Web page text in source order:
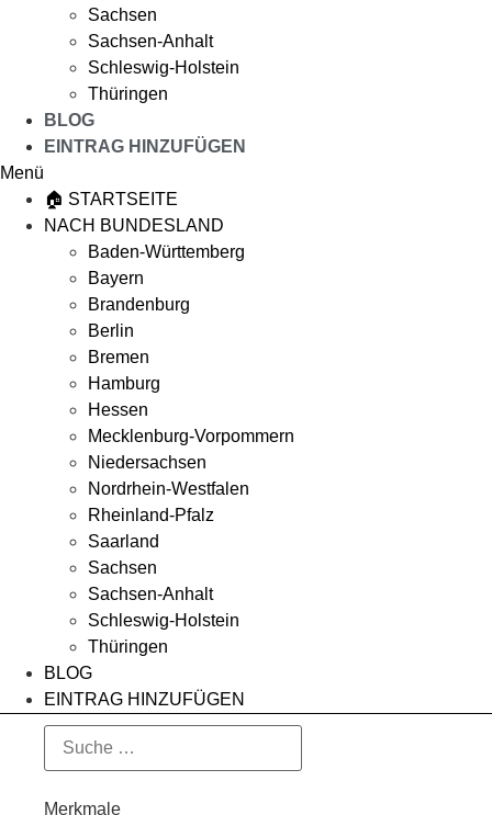
Sachsen
Sachsen-Anhalt
Schleswig-Holstein
Thüringen
BLOG
EINTRAG HINZUFÜGEN
Menü
🏠 STARTSEITE
NACH BUNDESLAND
Baden-Württemberg
Bayern
Brandenburg
Berlin
Bremen
Hamburg
Hessen
Mecklenburg-Vorpommern
Niedersachsen
Nordrhein-Westfalen
Rheinland-Pfalz
Saarland
Sachsen
Sachsen-Anhalt
Schleswig-Holstein
Thüringen
BLOG
EINTRAG HINZUFÜGEN
Merkmale